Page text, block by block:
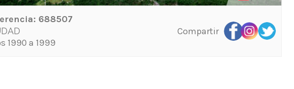
688507
1990 a 1999
Compartir